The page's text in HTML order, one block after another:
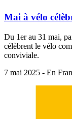
Mai à vélo
Du 1er au 31 mai,
célèbrent le vélo
conviviale.
7 mai 2025 - En